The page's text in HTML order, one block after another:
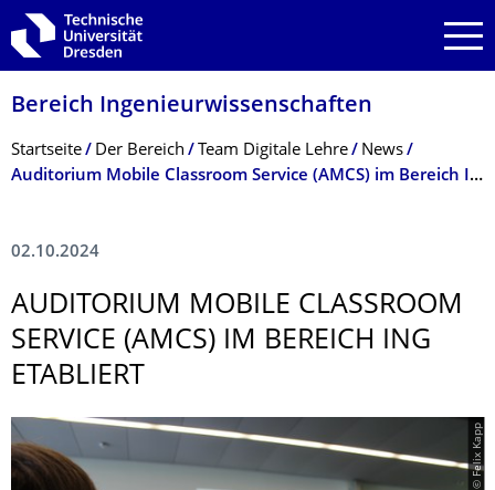
Zur Hauptnavigation springen
Zur Suche springen
Zum Inhalt springen
Bereich Ingenieur­wissen­schaften
Breadcrumb-Menü
Startseite Der Bereich Team Digitale Lehre
News
Auditorium Mobile Classroom Service (AMCS) im Bereich ING etabliert
02.10.2024
AUDITORIUM MOBILE CLASSROOM
SERVICE (AMCS) IM BEREICH ING
ETABLIERT
© Felix Kapp